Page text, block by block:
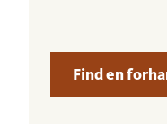
Find en